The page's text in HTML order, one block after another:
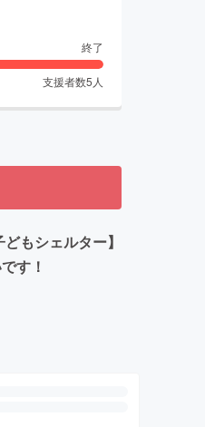
終了
支援者数5 人
もシェルター】
す！